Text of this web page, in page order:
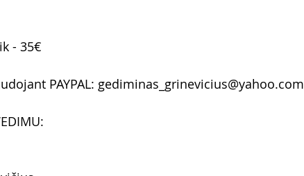
- 35€
PAYPAL: gediminas_grinevicius@yahoo.com